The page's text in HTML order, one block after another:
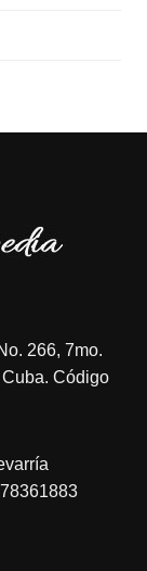
266, 7mo.
Código